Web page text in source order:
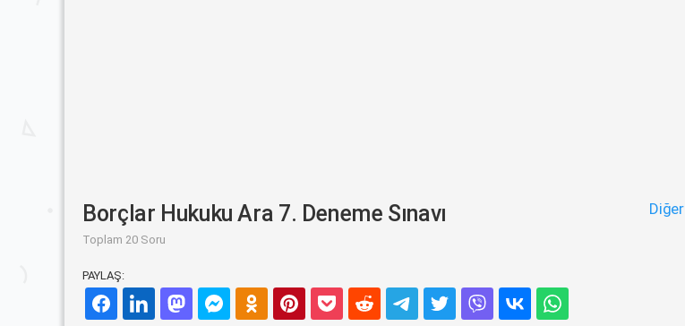
Borçlar Hukuku Ara 7. Deneme Sınavı
Toplam 20 Soru
Diğer
PAYLAŞ: